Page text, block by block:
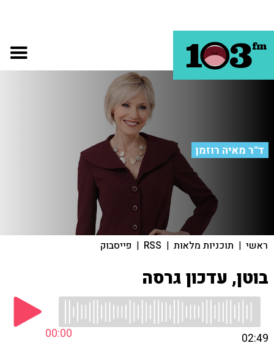
ד"ר מאיה רוזמן
ראשי | תוכניות מלאות |
RSS
| פייסבוק
בוטן, עדכון גרסה
00:00 02:49